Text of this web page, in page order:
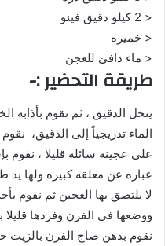
< 2 كيلو دقيق فينو
< خميره
< ماء دافئ للعجن
طريقة التحضير :-
ينخل الدقيق ، ثم نقوم بأذابه
الماء تدريجياً إلى الدقيق،
على عجينه سائلة قليلا ،
عباره عن معلقه كبيره ولها يد
لا يلتصق بها العجين ثم نقوم
ووضعها فى الفرن وفردها
نقوم بدهن صاج الفرن بالزيت